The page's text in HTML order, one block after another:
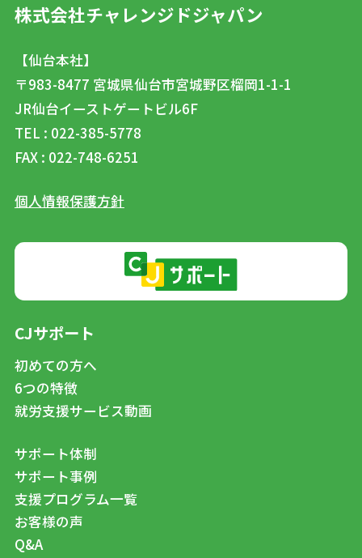
株式会社チャレンジドジャパン
【仙台本社】
〒983-8477 宮城県仙台市宮城野区榴岡1-1-1
JR仙台イーストゲートビル6F
TEL : 022-385-5778
FAX : 022-748-6251
個人情報保護方針
CJサポート
初めての方へ
6つの特徴
就労支援サービス動画
サポート体制
サポート事例
支援プログラム一覧
お客様の声
Q&A